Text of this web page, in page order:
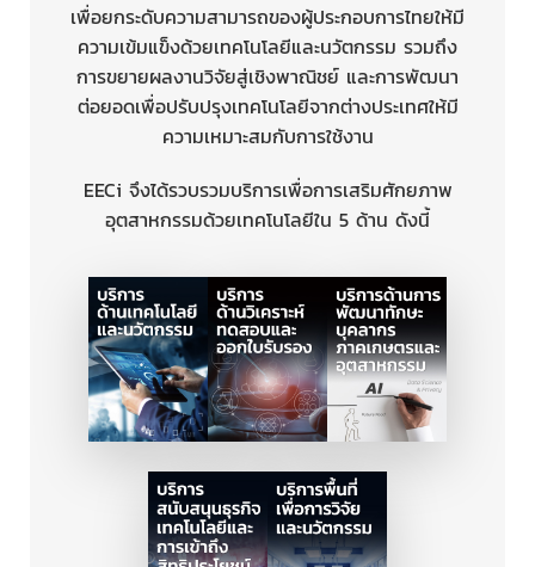
เพื่อยกระดับความสามารถของผู้ประกอบการไทยให้มี
ความเข้มแข็งด้วยเทคโนโลยีและนวัตกรรม รวมถึง
การขยายผลงานวิจัยสู่เชิงพาณิชย์ และการพัฒนา
ต่อยอดเพื่อปรับปรุงเทคโนโลยีจากต่างประเทศให้มี
ความเหมาะสมกับการใช้งาน
EECi จึงได้รวบรวมบริการเพื่อการเสริมศักยภาพ
อุตสาหกรรมด้วยเทคโนโลยีใน 5 ด้าน ดังนี้